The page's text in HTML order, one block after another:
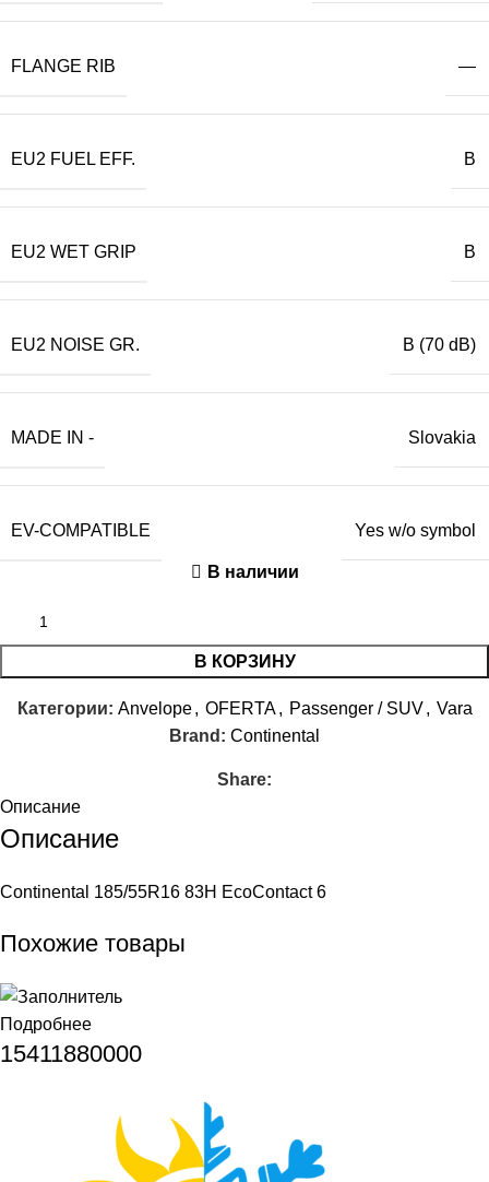
FLANGE RIB —
EU2 FUEL EFF. B
EU2 WET GRIP B
EU2 NOISE GR. B (70 dB)
MADE IN - Slovakia
EV-COMPATIBLE Yes w/o symbol
В наличии
В КОРЗИНУ
Категории: Anvelope , OFERTA , Passenger / SUV , Vara
Brand: Continental
Share:
Описание
Описание
Continental 185/55R16 83H EcoContact 6
Похожие товары
Подробнее
15411880000